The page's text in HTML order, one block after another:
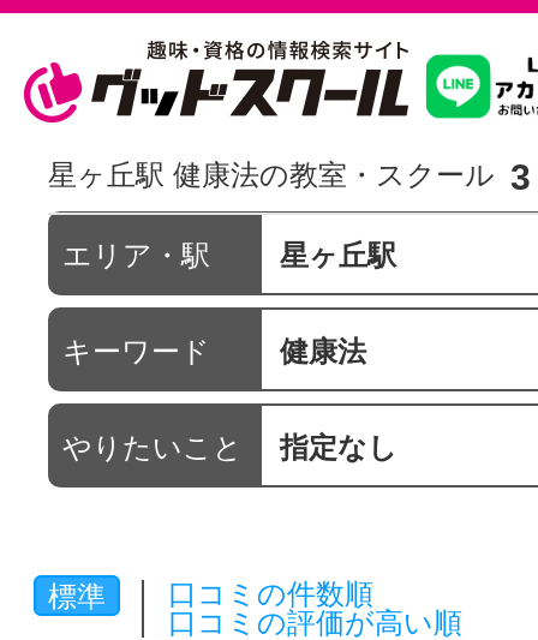
習いたいこ
スクールを
駅・路線か
通信講座を
体験レッス
星ヶ丘駅 健康法の教室・スクール 3
エリア・駅 星ヶ丘駅
キーワード 健康法
やりたいこと 指定なし
標準
口コミの件数順
口コミの評価が高い順